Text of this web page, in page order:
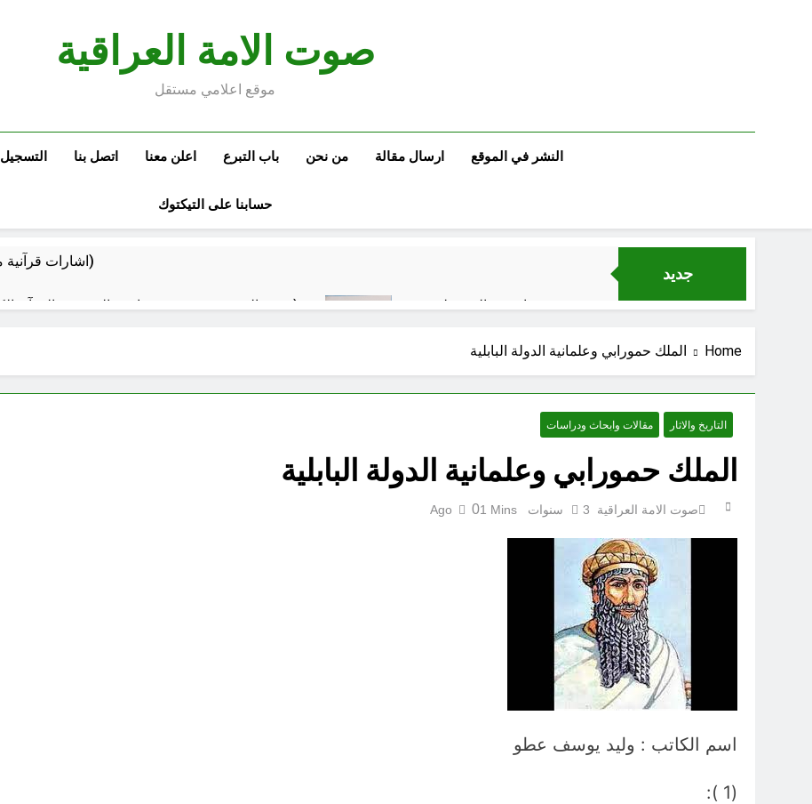
صوت الامة العراقية
موقع اعلامي مستقل
النشر في الموقع ارسال مقالة من نحن باب التبرع اعلن معنا اتصل بنا التسجيل
حسابنا على التيكتوك
جديد
اشارات قرآنية من كتاب السبايا للسيد الحسني (ح 4)
جيش المرجعية ضرورة عراقية: القوة في القرآن الكريم (ح 13) (ويزدكم قوة الى قوتكم) اصدع بالحق ولو مرّة
سطور حقيقية … وأخرى فانتازية سوريالية في الحقبة الديستوبية مع مؤسساتنا الصحية !!
Home الملك حمورابي وعلمانية الدولة البابلية
التاريخ والاثار مقالات وابحاث ودراسات
الملك حمورابي وعلمانية الدولة البابلية
صوت الامة العراقية 3 سنوات Ago 01 Mins
اسم الكاتب : وليد يوسف عطو
(1 ):